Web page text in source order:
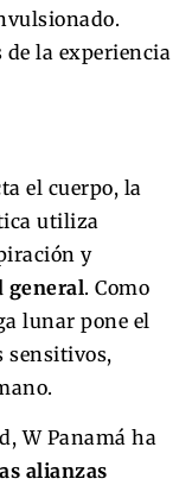
la experiencia
el cuerpo, la
utiliza
y
general. Como
lunar pone el
sensitivos,
W Panamá ha
alianzas